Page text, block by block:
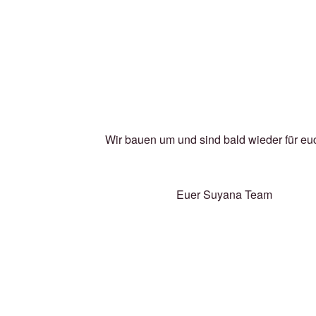
Wir bauen um und sind bald wieder für
Euer Suyana Team